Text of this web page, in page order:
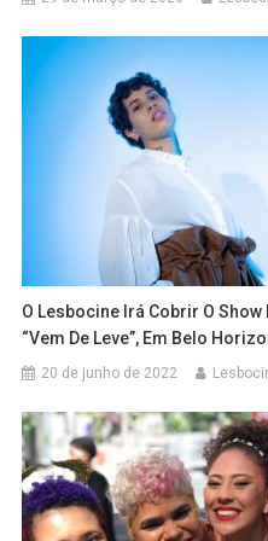
O Lesbocine Irá Cobrir O Show
“Vem De Leve”, Em Belo
20 de junho de 2022